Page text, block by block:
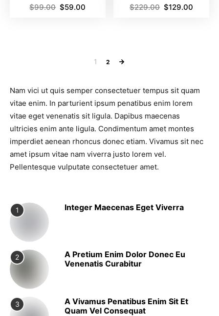
$99.00 $59.00 $229.00 $129.00
1 2
Nam vici ut quis semper consectetuer tempus sit quam
vitae enim. In parturient ipsum penatibus enim lorem
vitae eget venenatis sit ligula. Dapibus maecenas
ultricies enim ante ligula. Condimentum amet montes
imperdiet aenean rhoncus donec etiam. Vivamus sit nec
amet ipsum vitae nam viverra justo lorem vel.
Pellentesque vulputate consectetuer amet.
1 Integer Maecenas Eget Viverra
2
A Pretium Enim Dolor Donec Eu
Venenatis Curabitur
3
A Vivamus Penatibus Enim Sit Et
Quam Vel Consequat